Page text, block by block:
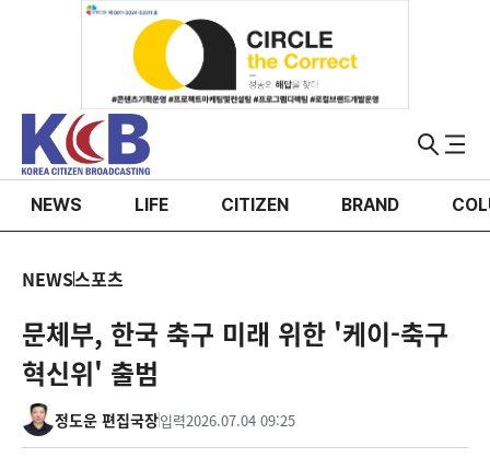
NEWS LIFE CITIZEN BRAND
NEWS스포츠
문체부, 한국 축구 미래 위한 '케이-축구
혁신위' 출범
정도운 편집국장입력2026.07.04 09:25